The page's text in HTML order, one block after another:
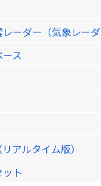
ーダー（気象レー
ス
アルタイム版）
ト